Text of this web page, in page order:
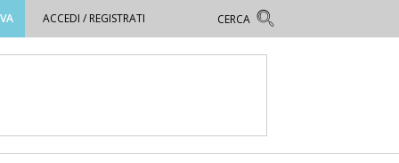
ACCEDI / REGISTRATI